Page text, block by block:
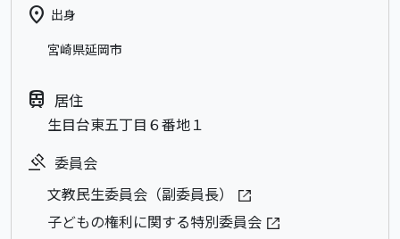
location_on 出身
宮崎県延岡市
train 居住
生目台東五丁目６番地１
委員会
文教民生委員会（副委員長）
子どもの権利に関する特別委員会